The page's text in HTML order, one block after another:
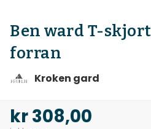
Ben ward T-
forran
Kroken gard
kr308,00